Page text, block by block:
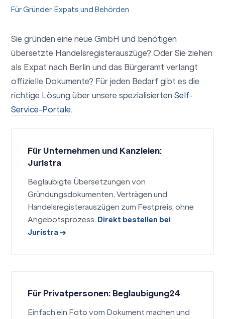
Für Gründer, Expats und Behörden
Sie gründen eine neue GmbH und benötigen
übersetzte Handelsregisterauszüge? Oder Sie ziehen
als Expat nach Berlin und das Bürgeramt verlangt
offizielle Dokumente? Für jeden Bedarf gibt es die
richtige Lösung über unsere spezialisiertenSelf-
Service-Portale.
Für Unternehmen und Kanzleien:
Juristra
Beglaubigte Übersetzungen von
Gründungsdokumenten, Verträgen und
Handelsregisterauszügen zum Festpreis, ohne
Angebotsprozess. Direkt bestellen bei
Juristra →
Für Privatpersonen: Beglaubigung24
Einfach ein Foto vom Dokument machen und